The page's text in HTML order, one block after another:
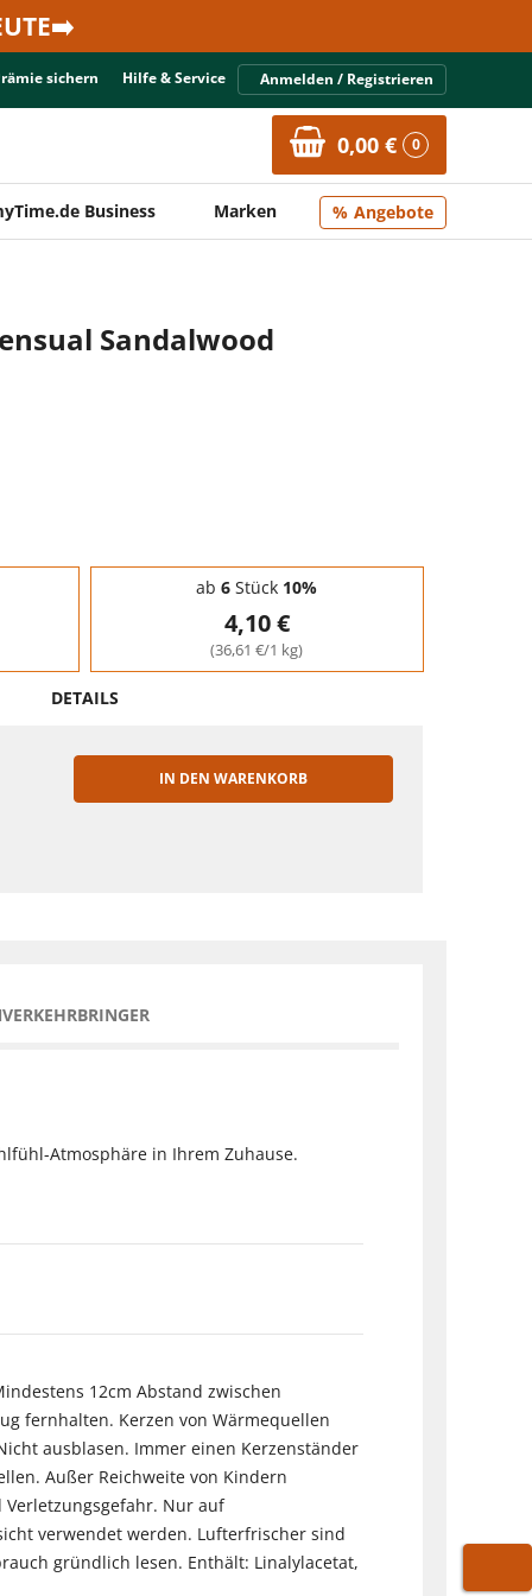
sichern Hilfe & Service Anmelden / Registrieren
0,00 € 0
Business Marken Angebote
Sandalwood
ab 6 Stück 10%
4,10 €
(36,61 €/1 kg)
DETAILS
IN DEN WARENKORB
Atmosphäre in Ihrem Zuhause.
12cm Abstand zwischen
fernhalten. Kerzen von Wärmequellen
ausblasen. Immer einen Kerzenständer
Außer Reichweite von Kindern
Nur auf
verwendet werden. Lufterfrischer sind
gründlich lesen. Enthält: Linalylacetat,